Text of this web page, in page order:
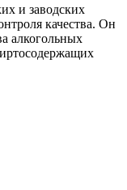
и заводских
качества. Он
алкогольных